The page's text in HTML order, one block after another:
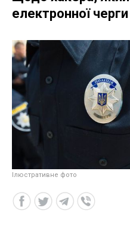
електронної
Ілюстративне фото